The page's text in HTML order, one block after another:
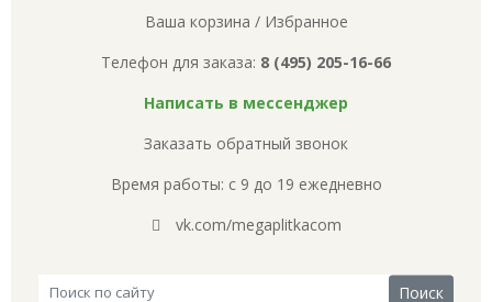
Ваша корзина / Избранное
Телефон для заказа: 8 (495) 205-16-66
Написать в мессенджер
Заказать обратный звонок
Время работы: с 9 до 19 ежедневно
vk.com/megaplitkacom